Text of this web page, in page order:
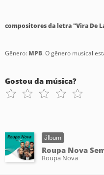
compositores da letra "Vira De
Gênero: MPB. O gênero musical
Gostou da música?
álbum
Roupa Nova
Roupa Nova